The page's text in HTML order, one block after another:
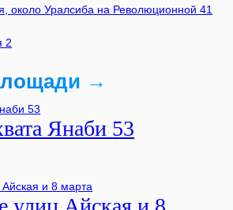
около Уралсиба на Революционной 41
2
→
Янаби 53